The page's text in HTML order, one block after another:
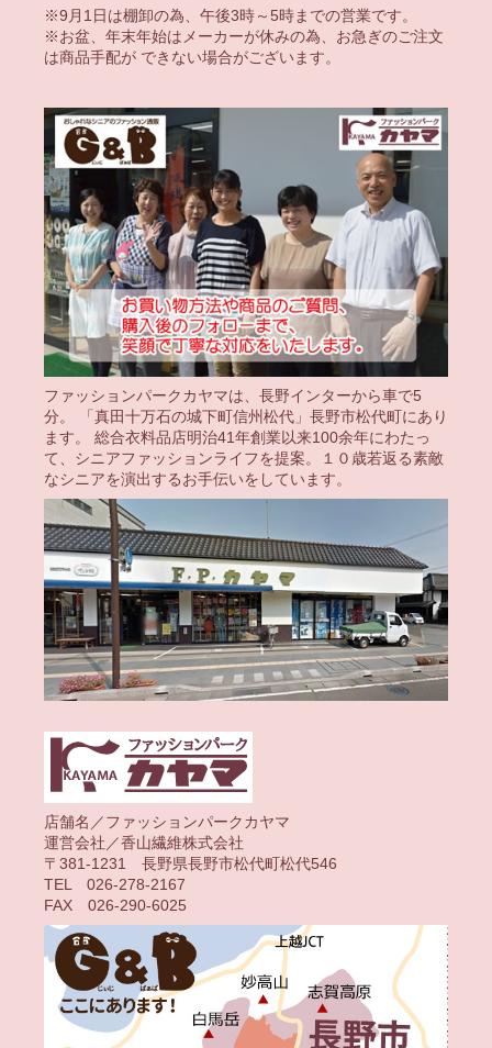
※9月1日は棚卸の為、午後3時～5時までの営業です。
※お盆、年末年始はメーカーが休みの為、お急ぎのご注文
は商品手配が できない場合がございます。
ファッションパークカヤマは、長野インターから車で5
分。 「真田十万石の城下町信州松代」長野市松代町にあり
ます。 総合衣料品店明治41年創業以来100余年にわたっ
て、シニアファッションライフを提案。１０歳若返る素敵
なシニアを演出するお手伝いをしています。
店舗名／ファッションパークカヤマ
運営会社／香山繊維株式会社
〒381-1231 長野県長野市松代町松代546
TEL 026-278-2167
FAX 026-290-6025